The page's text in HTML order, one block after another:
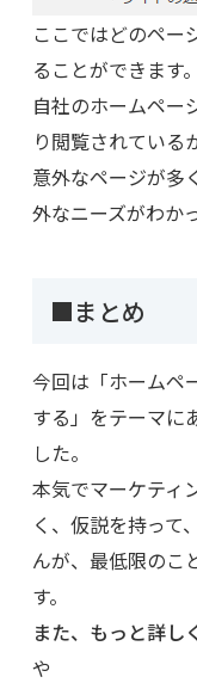
ここではどのペー
ることができます。
自社のホームペー
り閲覧されている
意外なページが多
外なニーズがわか
■まとめ
今回は「ホームペ
する」をテーマに
した。
本気でマーケティ
く、仮説を持って
んが、最低限のこ
す。
また、もっと詳し
や